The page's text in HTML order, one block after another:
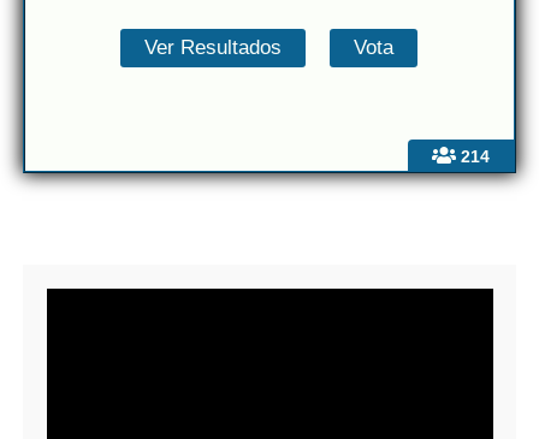
214